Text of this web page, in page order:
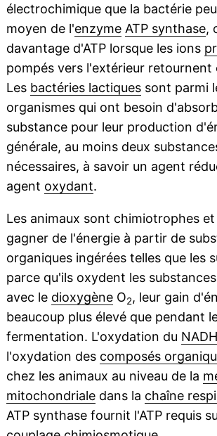
électrochimique que la bactérie
moyen de l'enzyme ATP synthase,
davantage d'ATP lorsque les ions
pompés vers l'extérieur retournent
Les bactéries lactiquessont parmi
organismes qui ont besoin
substance pour leur production
générale, au moins deux
nécessaires, à savoir un agent
agent oxydant.
Les animaux sont chimiotrophes
gagner de l'énergie à partir de
organiques ingérées telles que les
parce qu'ils oxydent les
avec le dioxygèneO2, leur gain
beaucoup plus élevé que pendant
fermentation. L'oxydation du NADH
l'oxydation des composés
chez les animaux au niveau de la
mitochondrialedans la chaîne
ATP synthase fournit l'ATP requis